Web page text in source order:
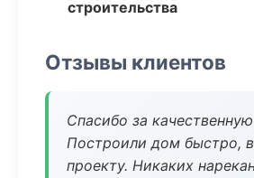
строительства
Отзывы клиентов
Спасибо за
Построили дом быстро,
проекту. Никаких